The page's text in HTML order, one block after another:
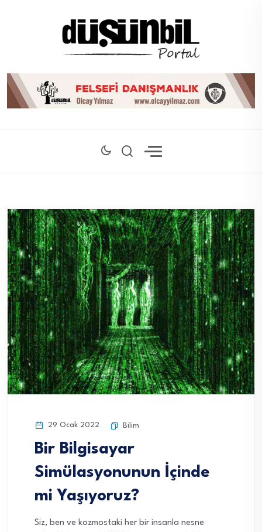
29 Ocak 2022 Bilim
Bir Bilgisayar
Simülasyonunun İçinde
mi Yaşıyoruz?
Siz, ben ve kozmostaki her bir insanla nesne